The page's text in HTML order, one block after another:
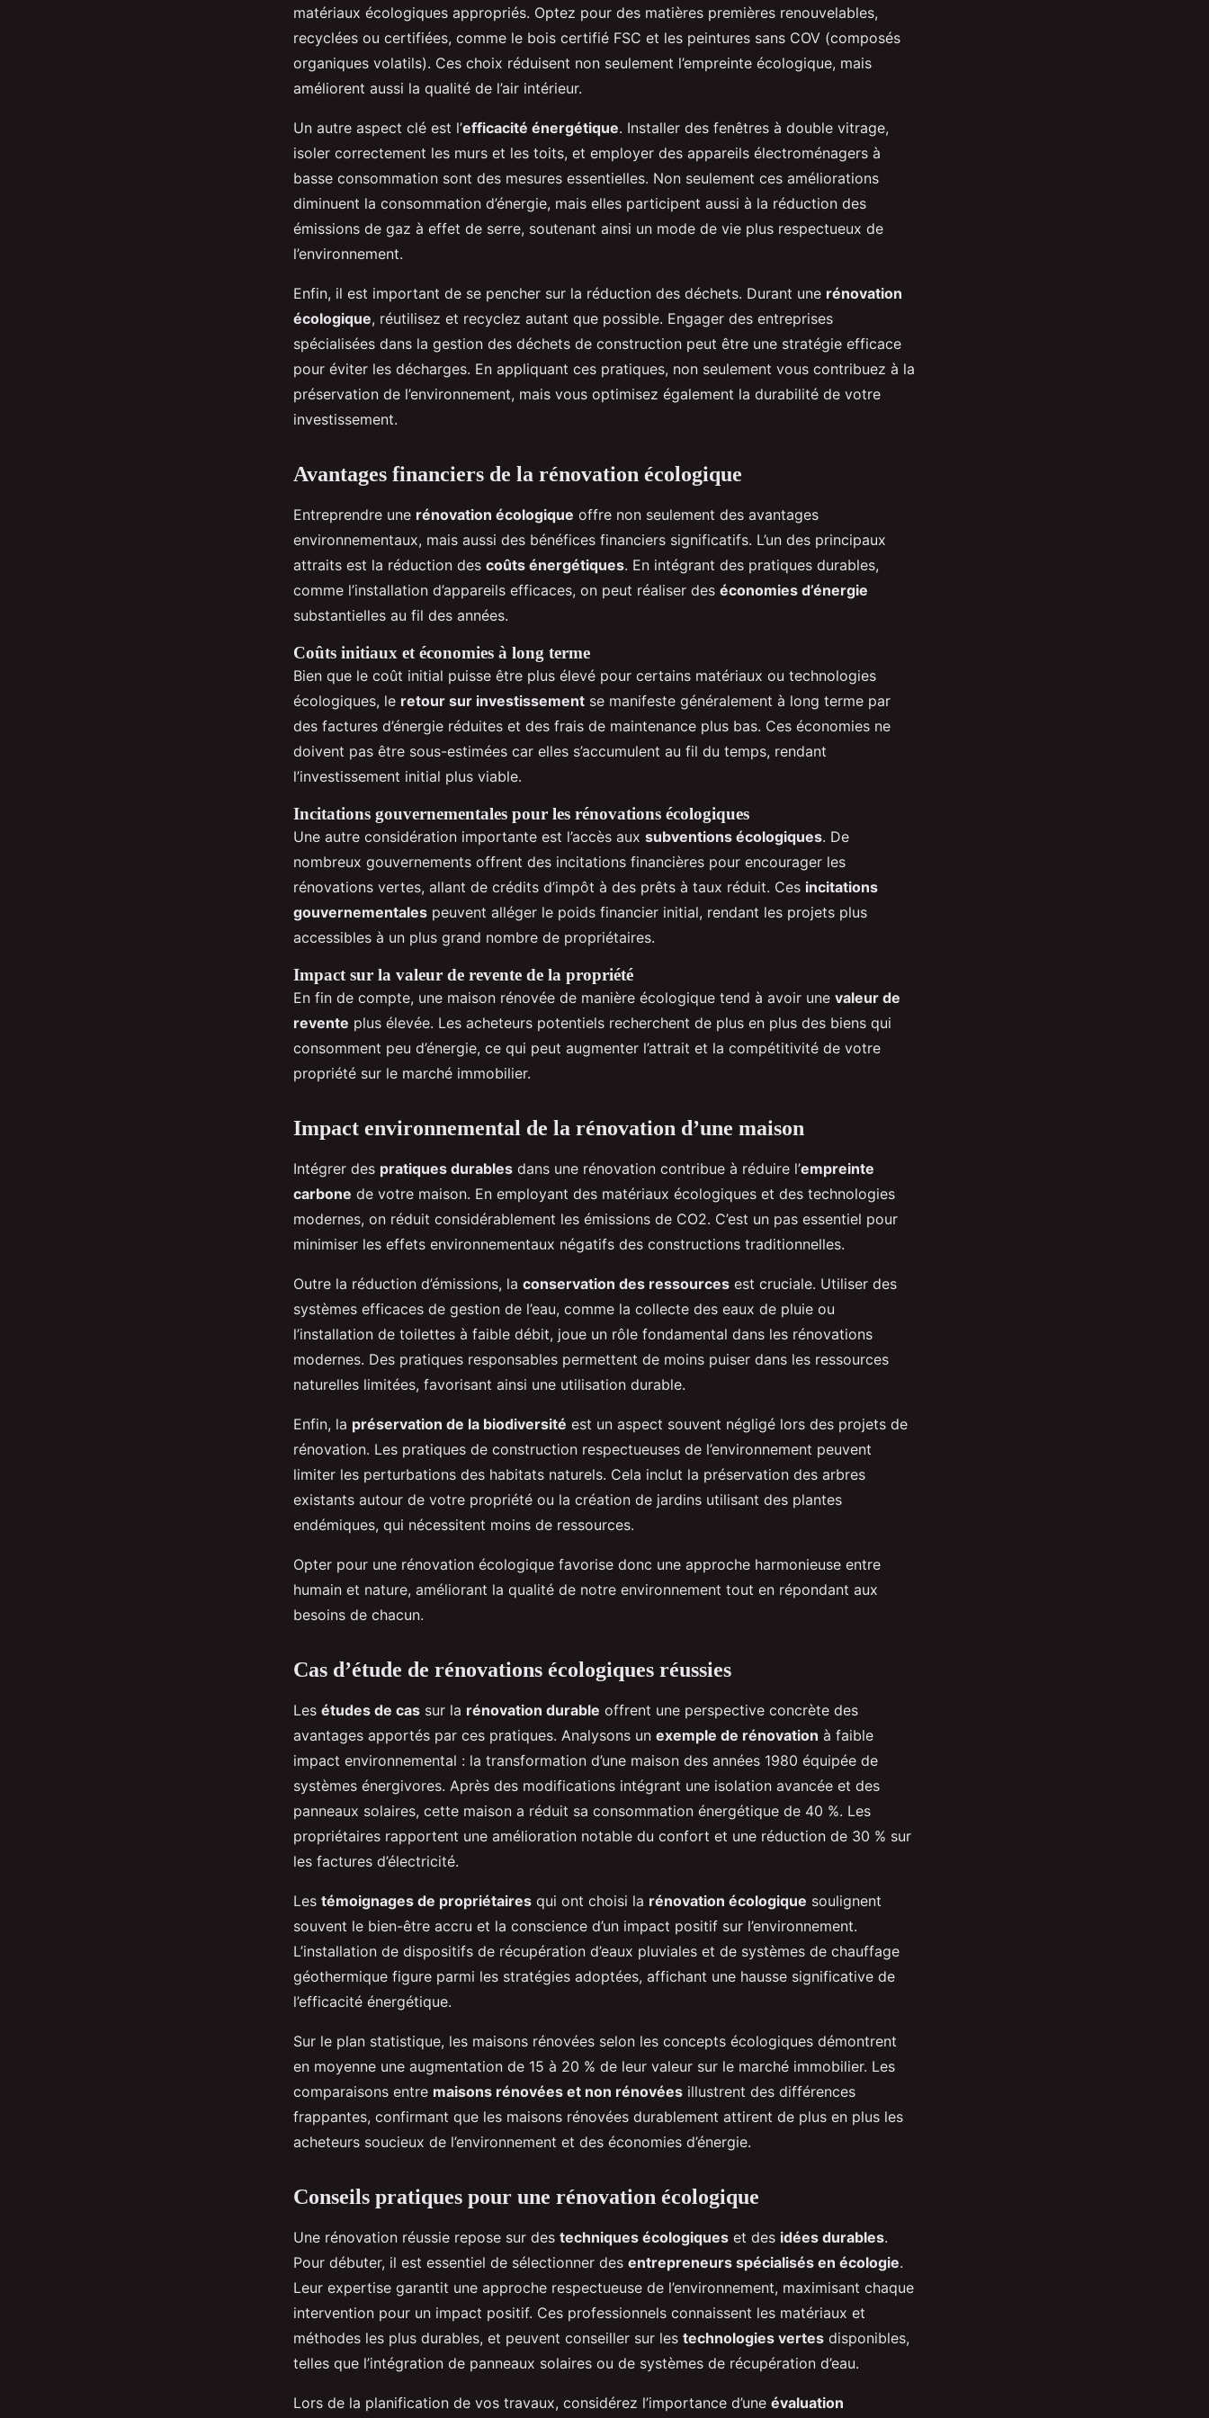
matériaux écologiques appropriés. Optez pour des matières premières renouvelables,
recyclées ou certifiées, comme le bois certifié FSC et les peintures sans COV (composés
organiques volatils). Ces choix réduisent non seulement l’empreinte écologique, mais
améliorent aussi la qualité de l’air intérieur.
Un autre aspect clé est l’efficacité énergétique. Installer des fenêtres à double vitrage,
isoler correctement les murs et les toits, et employer des appareils électroménagers à
basse consommation sont des mesures essentielles. Non seulement ces améliorations
diminuent la consommation d’énergie, mais elles participent aussi à la réduction des
émissions de gaz à effet de serre, soutenant ainsi un mode de vie plus respectueux de
l’environnement.
Enfin, il est important de se pencher sur la réduction des déchets. Durant une rénovation
écologique, réutilisez et recyclez autant que possible. Engager des entreprises
spécialisées dans la gestion des déchets de construction peut être une stratégie efficace
pour éviter les décharges. En appliquant ces pratiques, non seulement vous contribuez à la
préservation de l’environnement, mais vous optimisez également la durabilité de votre
investissement.
Avantages financiers de la rénovation écologique
Entreprendre une rénovation écologique offre non seulement des avantages
environnementaux, mais aussi des bénéfices financiers significatifs. L’un des principaux
attraits est la réduction des coûts énergétiques. En intégrant des pratiques durables,
comme l’installation d’appareils efficaces, on peut réaliser des économies d’énergie
substantielles au fil des années.
Coûts initiaux et économies à long terme
Bien que le coût initial puisse être plus élevé pour certains matériaux ou technologies
écologiques, le retour sur investissement se manifeste généralement à long terme par
des factures d’énergie réduites et des frais de maintenance plus bas. Ces économies ne
doivent pas être sous-estimées car elles s’accumulent au fil du temps, rendant
l’investissement initial plus viable.
Incitations gouvernementales pour les rénovations écologiques
Une autre considération importante est l’accès aux subventions écologiques. De
nombreux gouvernements offrent des incitations financières pour encourager les
rénovations vertes, allant de crédits d’impôt à des prêts à taux réduit. Ces incitations
gouvernementales peuvent alléger le poids financier initial, rendant les projets plus
accessibles à un plus grand nombre de propriétaires.
Impact sur la valeur de revente de la propriété
En fin de compte, une maison rénovée de manière écologique tend à avoir une valeur de
revente plus élevée. Les acheteurs potentiels recherchent de plus en plus des biens qui
consomment peu d’énergie, ce qui peut augmenter l’attrait et la compétitivité de votre
propriété sur le marché immobilier.
Impact environnemental de la rénovation d’une maison
Intégrer des pratiques durables dans une rénovation contribue à réduire l’empreinte
carbone de votre maison. En employant des matériaux écologiques et des technologies
modernes, on réduit considérablement les émissions de CO2. C’est un pas essentiel pour
minimiser les effets environnementaux négatifs des constructions traditionnelles.
Outre la réduction d’émissions, la conservation des ressources est cruciale. Utiliser des
systèmes efficaces de gestion de l’eau, comme la collecte des eaux de pluie ou
l’installation de toilettes à faible débit, joue un rôle fondamental dans les rénovations
modernes. Des pratiques responsables permettent de moins puiser dans les ressources
naturelles limitées, favorisant ainsi une utilisation durable.
Enfin, la préservation de la biodiversité est un aspect souvent négligé lors des projets de
rénovation. Les pratiques de construction respectueuses de l’environnement peuvent
limiter les perturbations des habitats naturels. Cela inclut la préservation des arbres
existants autour de votre propriété ou la création de jardins utilisant des plantes
endémiques, qui nécessitent moins de ressources.
Opter pour une rénovation écologique favorise donc une approche harmonieuse entre
humain et nature, améliorant la qualité de notre environnement tout en répondant aux
besoins de chacun.
Cas d’étude de rénovations écologiques réussies
Les études de cas sur la rénovation durable offrent une perspective concrète des
avantages apportés par ces pratiques. Analysons un exemple de rénovation à faible
impact environnemental : la transformation d’une maison des années 1980 équipée de
systèmes énergivores. Après des modifications intégrant une isolation avancée et des
panneaux solaires, cette maison a réduit sa consommation énergétique de 40 %. Les
propriétaires rapportent une amélioration notable du confort et une réduction de 30 % sur
les factures d’électricité.
Les témoignages de propriétaires qui ont choisi la rénovation écologique soulignent
souvent le bien-être accru et la conscience d’un impact positif sur l’environnement.
L’installation de dispositifs de récupération d’eaux pluviales et de systèmes de chauffage
géothermique figure parmi les stratégies adoptées, affichant une hausse significative de
l’efficacité énergétique.
Sur le plan statistique, les maisons rénovées selon les concepts écologiques démontrent
en moyenne une augmentation de 15 à 20 % de leur valeur sur le marché immobilier. Les
comparaisons entre maisons rénovées et non rénovées illustrent des différences
frappantes, confirmant que les maisons rénovées durablement attirent de plus en plus les
acheteurs soucieux de l’environnement et des économies d’énergie.
Conseils pratiques pour une rénovation écologique
Une rénovation réussie repose sur des techniques écologiques et des idées durables.
Pour débuter, il est essentiel de sélectionner des entrepreneurs spécialisés en écologie.
Leur expertise garantit une approche respectueuse de l’environnement, maximisant chaque
intervention pour un impact positif. Ces professionnels connaissent les matériaux et
méthodes les plus durables, et peuvent conseiller sur les technologies vertes disponibles,
telles que l’intégration de panneaux solaires ou de systèmes de récupération d’eau.
Lors de la planification de vos travaux, considérez l’importance d’une évaluation